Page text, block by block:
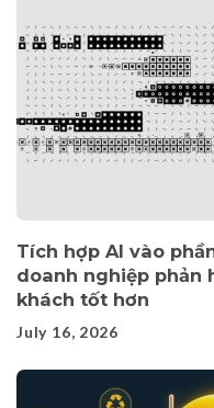
Tích hợp AI vào
doanh nghiệp phản
khách tốt hơn
July 16, 2026